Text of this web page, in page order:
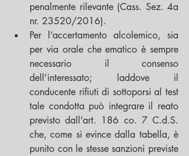
penalmente rilevante (Cass. Sez. 4a
nr. 23520/2016).
Per l’accertamento alcolemico, sia
per via orale che ematico è sempre
necessario il consenso
dell’interessato; laddove il
conducente rifiuti di sottoporsi al test
tale condotta può integrare il reato
previsto dall’art. 186 co. 7 C.d.S.
che, come si evince dalla tabella, è
punito con le stesse sanzioni previste